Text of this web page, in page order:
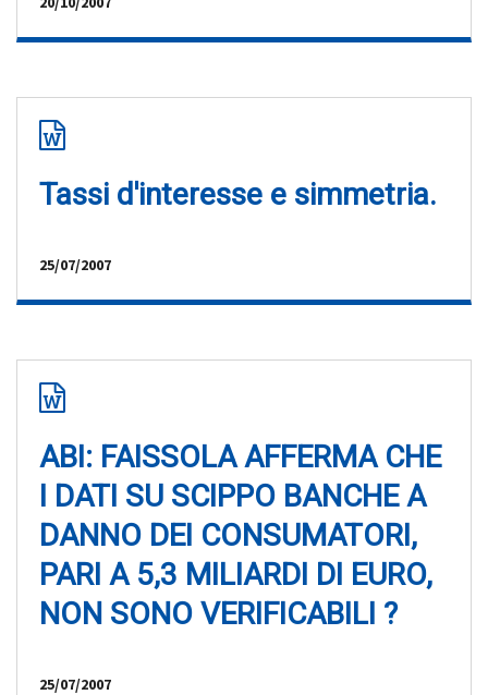
Tassi d'interesse e simmetria.
25/07/2007
ABI: FAISSOLA AFFERMA CHE
I DATI SU SCIPPO BANCHE A
DANNO DEI CONSUMATORI,
PARI A 5,3 MILIARDI DI EURO,
NON SONO VERIFICABILI ?
25/07/2007